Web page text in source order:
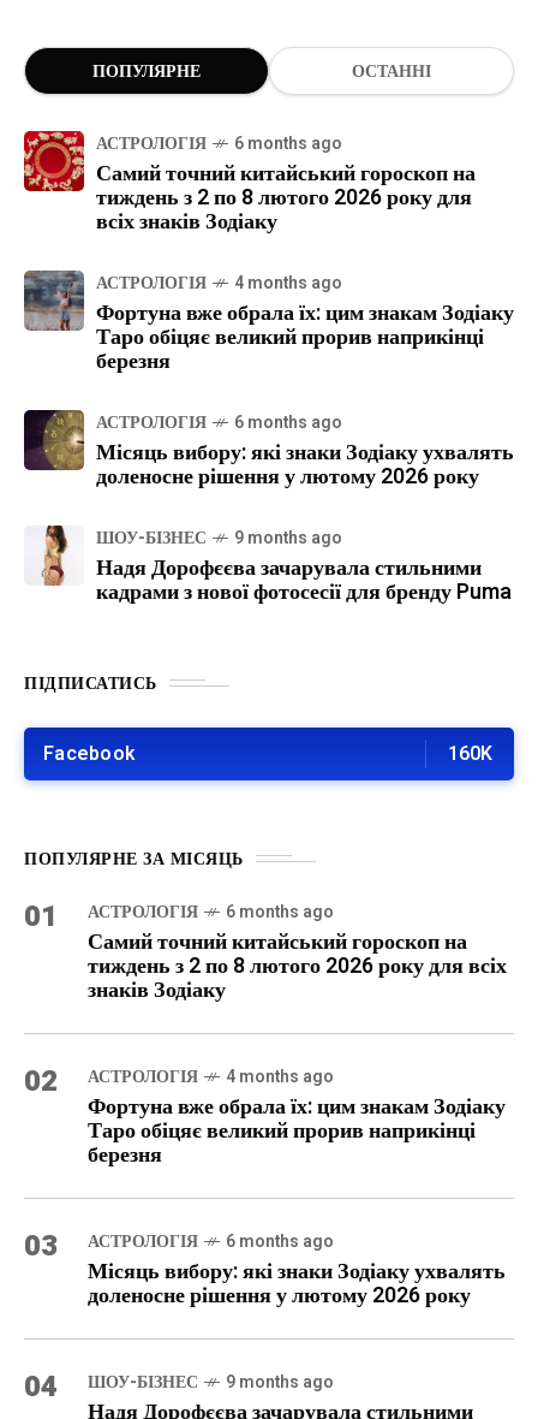
ПОПУЛЯРНЕ ОСТАННІ
АСТРОЛОГІЯ 6 months ago
Самий точний китайський гороскоп на
тиждень з 2 по 8 лютого 2026 року для
всіх знаків Зодіаку
АСТРОЛОГІЯ 4 months ago
Фортуна вже обрала їх: цим знакам Зодіаку
Таро обіцяє великий прорив наприкінці
березня
АСТРОЛОГІЯ 6 months ago
Місяць вибору: які знаки Зодіаку ухвалять
доленосне рішення у лютому 2026 року
ШОУ-БІЗНЕС 9 months ago
Надя Дорофєєва зачарувала стильними
кадрами з нової фотосесії для бренду Puma
ПІДПИСАТИСЬ
Facebook 160K
ПОПУЛЯРНЕ ЗА МІСЯЦЬ
01 АСТРОЛОГІЯ 6 months ago
Самий точний китайський гороскоп на
тиждень з 2 по 8 лютого 2026 року для всіх
знаків Зодіаку
02 АСТРОЛОГІЯ 4 months ago
Фортуна вже обрала їх: цим знакам Зодіаку
Таро обіцяє великий прорив наприкінці
березня
03 АСТРОЛОГІЯ 6 months ago
Місяць вибору: які знаки Зодіаку ухвалять
доленосне рішення у лютому 2026 року
04 ШОУ-БІЗНЕС 9 months ago
Надя Дорофєєва зачарувала стильними